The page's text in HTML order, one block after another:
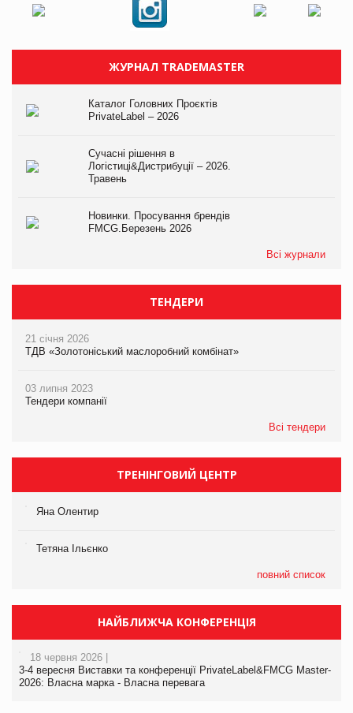
ЖУРНАЛ TRADEMASTER
Каталог Головних Проєктів
PrivateLabel – 2026
Сучасні рішення в
Логістиці&Дистрибуції – 2026.
Травень
Новинки. Просування брендів
FMCG.Березень 2026
Всі журнали
ТЕНДЕРИ
21 січня 2026
ТДВ «Золотоніський маслоробний комбінат»
03 липня 2023
Тендери компанії
Всі тендери
ТРЕНІНГОВИЙ ЦЕНТР
Яна Олентир
Тетяна Ільєнко
повний список
НАЙБЛИЖЧА КОНФЕРЕНЦІЯ
18 червня 2026 |
3-4 вересня Виставки та конференції PrivateLabel&FMCG Master-
2026: Власна марка - Власна перевага